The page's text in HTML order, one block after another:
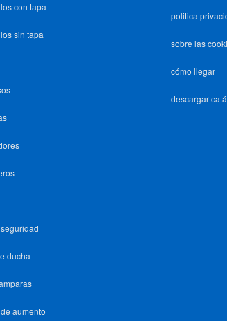
con tapa
sin tapa
ducha
aumento
politica
sobre las
cómo llegar
descargar